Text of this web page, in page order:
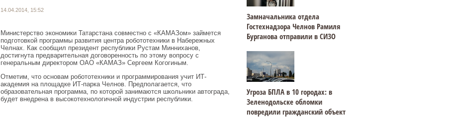
14.04.2014, 15:52
Министерство экономики Татарстана совместно с «КАМАЗом» займется
подготовкой программы развития центра робототехники в Набережных
Челнах. Как сообщил президент республики Рустам Минниханов,
достигнута предварительная договоренность по этому вопросу с
генеральным директором ОАО «КАМАЗ» Сергеем Когогиным.
Отметим, что основам робототехники и программирования учит ИТ-
академия на площадке ИТ-парка Челнов. Предполагается, что
образовательная программа, по которой занимаются школьники автограда,
будет внедрена в высокотехнологичной индустрии республики.
Замначальника отдела
Гостехнадзора Челнов Рамиля
Бурганова отправили в СИЗО
Угроза БПЛА в 10 городах: в
Зеленодольске обломки
повредили гражданский объект